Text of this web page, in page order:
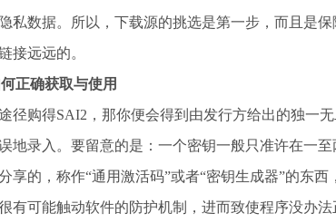
私数据。所以，下载源的挑选是第一步，而且是
接远远的。
正确获取与使用
径购得SAI2，那你便会得到由发行方给出的独一
地录入。要留意的是：一个密钥一般只准许在一至
享的，称作“通用激活码”或者“密钥生成器”的东
有可能触动软件的防护机制，进而致使程序没办法